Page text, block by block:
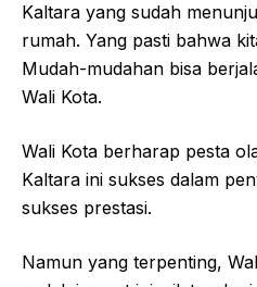
Kaltara yang sudah
rumah. Yang pasti bahwa
Mudah-mudahan bisa
Wali Kota.
Wali Kota berharap pesta
Kaltara ini sukses dalam
sukses prestasi.
Namun yang terpenting,